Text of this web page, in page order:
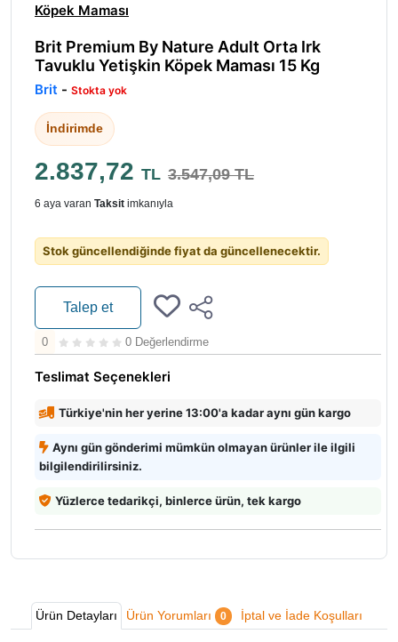
Köpek Maması
Brit Premium By Nature Adult Orta Irk
Tavuklu Yetişkin Köpek Maması 15 Kg
Brit - Stokta yok
İndirimde
2.837,72 TL 3.547,09 TL
6 aya varan Taksit imkanıyla
Stok güncellendiğinde fiyat da güncellenecektir.
Talep et
0 0 Değerlendirme
Teslimat Seçenekleri
Türkiye'nin her yerine 13:00'a kadar aynı gün kargo
Aynı gün gönderimi mümkün olmayan ürünler ile ilgili
bilgilendirilirsiniz.
Yüzlerce tedarikçi, binlerce ürün, tek kargo
Ürün Detayları Ürün Yorumları 0 İptal ve İade Koşulları